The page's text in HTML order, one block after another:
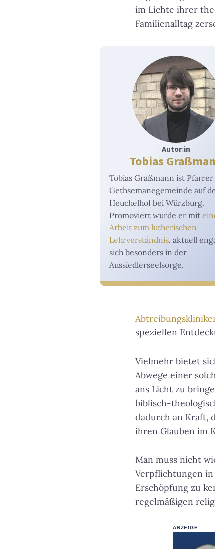
im Lichte ihrer
Familienalltag
Autor:in
Tobias
Tobias Graßmann ist
Gethsemanegemeinde auf
Heuchelhof bei Würzburg.
Promoviert wurde er mit
Arbeit zum lutherischen
Lehrverständnis, aktuell
sich besonders in der
Aussiedlerseelsorge.
speziellen
Vielmehr bietet
Abwege einer
ans Licht zu
biblisch-
dadurch an Kraft,
ihren Glauben im
Man muss nicht
Verpflichtungen in
Erschöpfung zu
regelmäßigen
ANZEIGE